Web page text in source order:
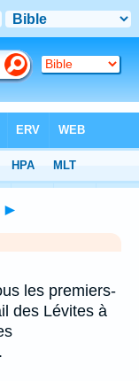
►
les premiers-
des Lévites à